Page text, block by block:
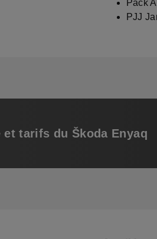
Pack
PJJ
et tarifs du Škoda Enyaq